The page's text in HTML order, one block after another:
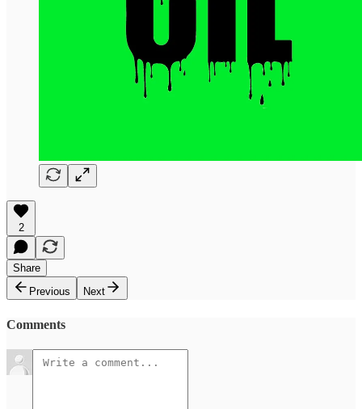
2
Share
Previous
Next
Comments